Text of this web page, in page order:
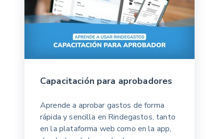
Capacitación para aprobadores
Aprende a aprobar gastos de forma
rápida y sencilla en Rindegastos, tanto
en la plataforma web como en la app,